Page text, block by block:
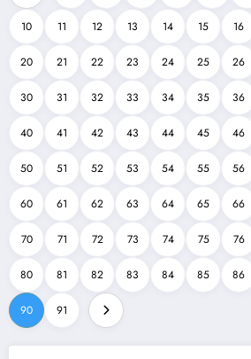
10 11 12 13 14 15 16
20 21 22 23 24 25 26
30 31 32 33 34 35 36
40 41 42 43 44 45 46
50 51 52 53 54 55 56
60 61 62 63 64 65 66
70 71 72 73 74 75 76
80 81 82 83 84 85 86
90 91